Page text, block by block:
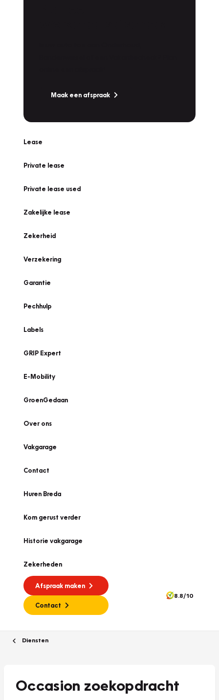
Maak een afspraak
Lease
Private lease
Private lease used
Zakelijke lease
Zekerheid
Verzekering
Garantie
Pechhulp
Labels
GRIP Expert
E-Mobility
GroenGedaan
Over ons
Vakgarage
Contact
Huren Breda
Kom gerust verder
Historie vakgarage
Zekerheden
Afspraak maken
Contact
8.8/10
Diensten
Occasion zoekopdracht